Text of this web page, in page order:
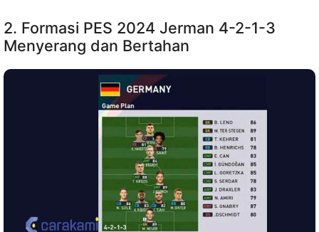
2. Formasi PES 2024 Jerman 4-2-1-3
Menyerang dan Bertahan